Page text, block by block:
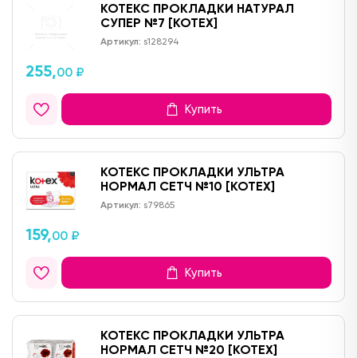
КОТЕКС ПРОКЛАДКИ НАТУРАЛ
СУПЕР №7 [KOTEX]
Артикул: s128294
255,00 ₽
Купить
КОТЕКС ПРОКЛАДКИ УЛЬТРА
НОРМАЛ СЕТЧ №10 [KOTEX]
Артикул: s79865
159,00 ₽
Купить
КОТЕКС ПРОКЛАДКИ УЛЬТРА
НОРМАЛ СЕТЧ №20 [KOTEX]